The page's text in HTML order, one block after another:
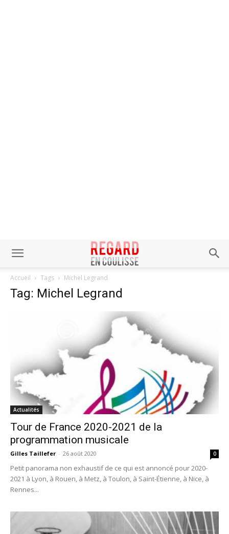
Accueil Tags Michel Legrand
Tag: Michel Legrand
Actualités
Tour de France 2020-2021 de la
programmation musicale
Gilles Taillefer - 26 août 2020 0
Petit panorama non exhaustif de ce qui est annoncé pour 2020-
2021 à Lyon, à Rouen, à Metz, à Toulon, à Saint-Étienne, à Nice, à
Rennes...